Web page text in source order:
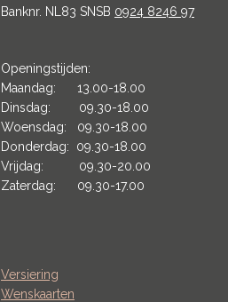
Banknr. NL83 SNSB 0924 8246 97
Openingstijden:
Maandag: 13.00-18.00
Dinsdag: 09.30-18.00
Woensdag: 09.30-18.00
Donderdag: 09.30-18.00
Vrijdag: 09.30-20.00
Zaterdag: 09.30-17.00
Versiering
Wenskaarten